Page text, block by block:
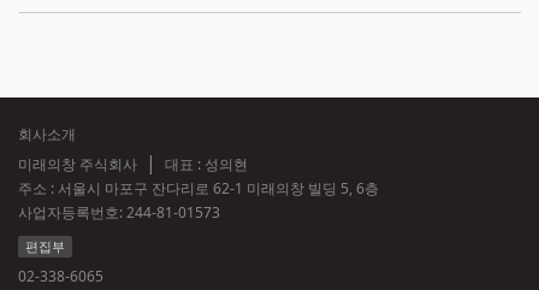
회사소개
미래의창 주식회사
대표 : 성의현
주소 : 서울시 마포구 잔다리로 62-1 미래의창 빌딩 5, 6층
사업자등록번호:244-81-01573
편집부
02-338-6065